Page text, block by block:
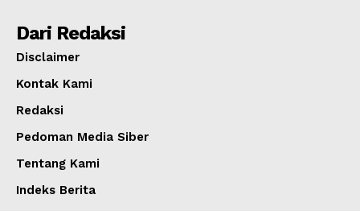
Dari Redaksi
Disclaimer
Kontak Kami
Redaksi
Pedoman Media Siber
Tentang Kami
Indeks Berita